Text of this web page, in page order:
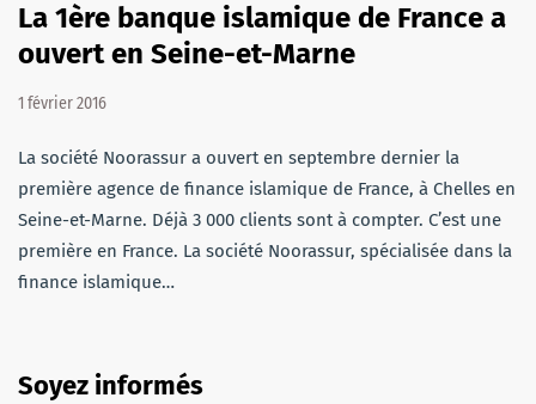
La 1ère banque islamique de France a
ouvert en Seine-et-Marne
1 février 2016
La société Noorassur a ouvert en septembre dernier la
première agence de finance islamique de France, à Chelles en
Seine-et-Marne. Déjà 3 000 clients sont à compter. C’est une
première en France. La société Noorassur, spécialisée dans la
finance islamique…
Soyez informés